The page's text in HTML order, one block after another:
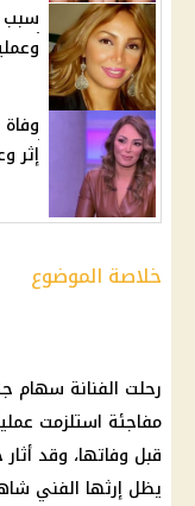
سبب
إثر
خلاصة الموضوع
رحلت الفنانة سهام جلال
مفاجئة استلزمت
قبل وفاتها، وقد أثار
يظل إرثها الفني